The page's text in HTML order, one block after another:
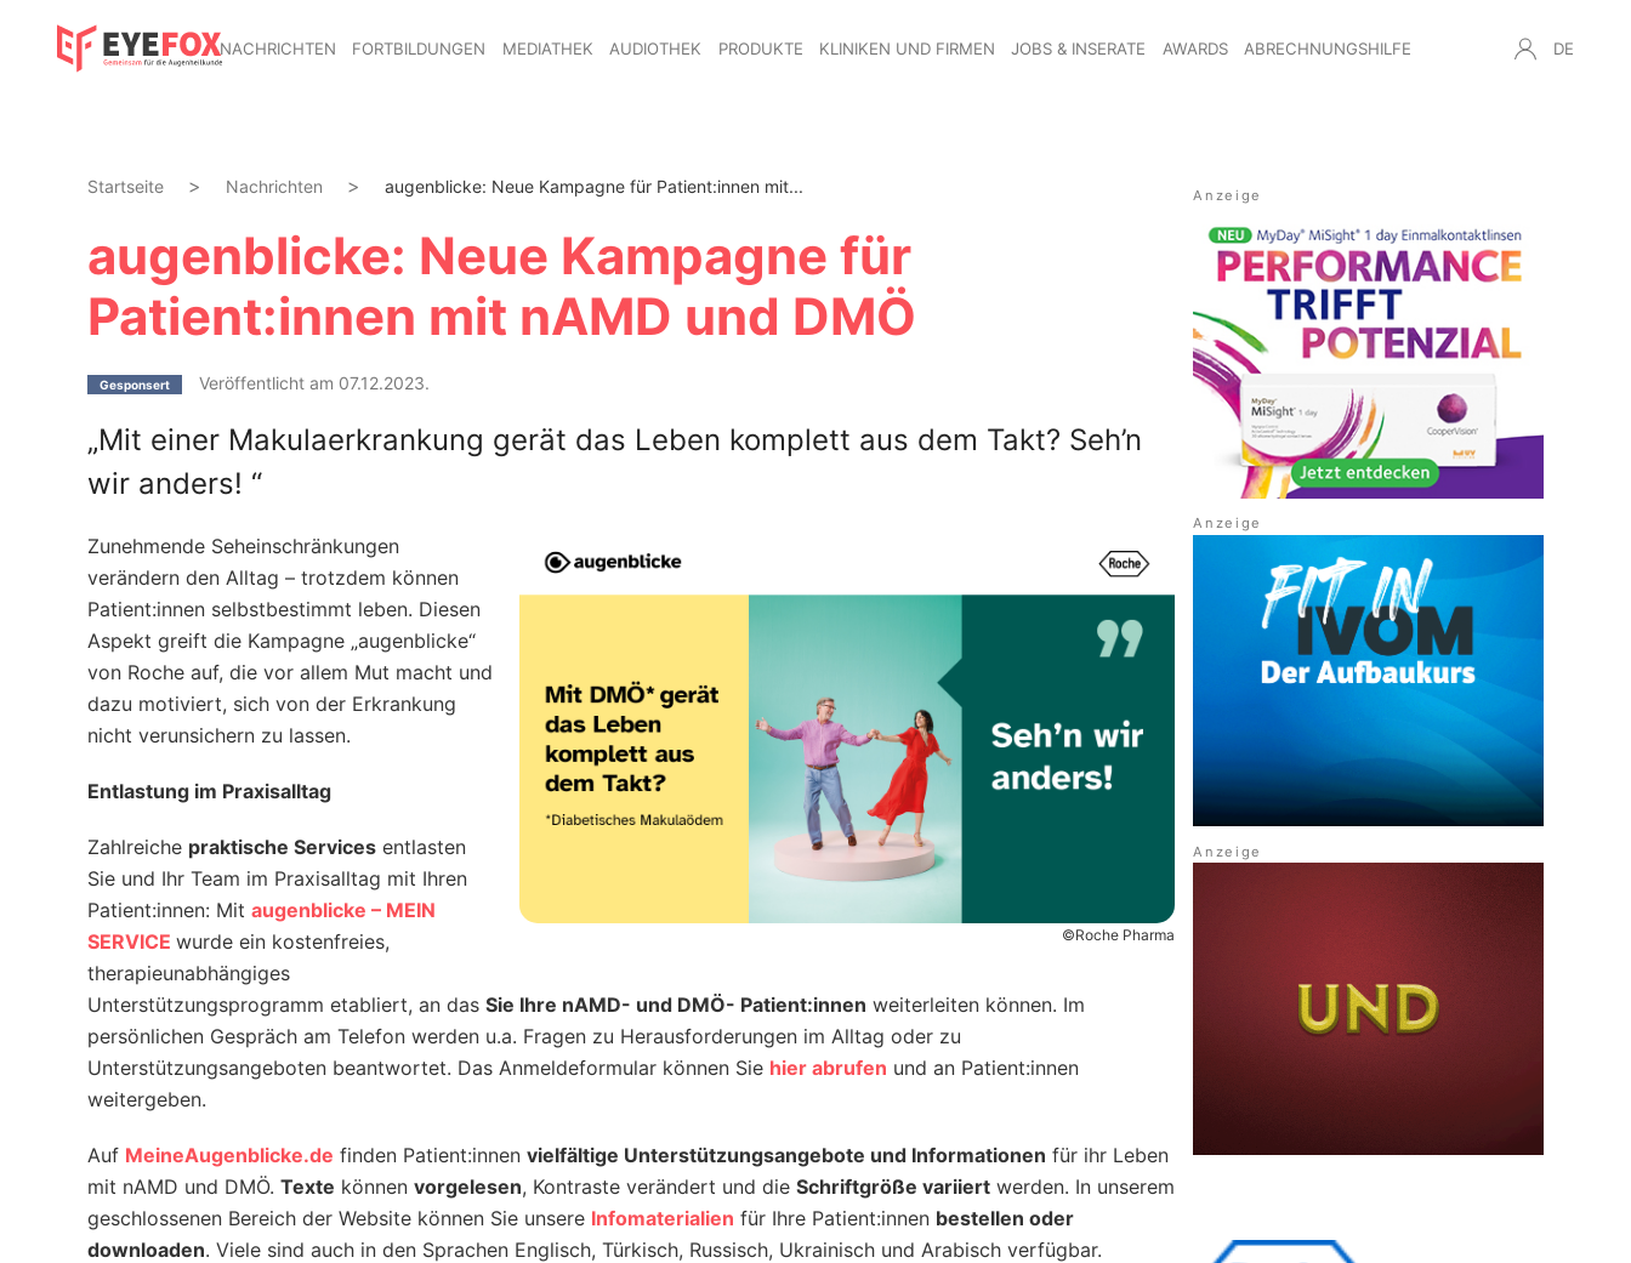
NACHRICHTEN FORTBILDUNGEN MEDIATHEK AUDIOTHEK PRODUKTE KLINIKEN UND FIRMEN JOBS & INSERATE AWARDS ABRECHNUNGSHILFE DE
Startseite Nachrichten augenblicke: Neue Kampagne für Patient:innen mit...
augenblicke: Neue Kampagne für
Patient:innen mit nAMD und DMÖ
Gesponsert Veröffentlicht am 07.12.2023.
„Mit einer Makulaerkrankung gerät das Leben komplett aus dem Takt? Seh’n
wir anders! “
©Roche Pharma
Zunehmende Seheinschränkungen
verändern den Alltag – trotzdem können
Patient:innen selbstbestimmt leben. Diesen
Aspekt greift die Kampagne „augenblicke“
von Roche auf, die vor allem Mut macht und
dazu motiviert, sich von der Erkrankung
nicht verunsichern zu lassen.
Entlastung im Praxisalltag
Zahlreiche praktische Services entlasten
Sie und Ihr Team im Praxisalltag mit Ihren
Patient:innen: Mit augenblicke – MEIN
SERVICE wurde ein kostenfreies,
therapieunabhängiges
Unterstützungsprogramm etabliert, an das Sie Ihre nAMD- und DMÖ- Patient:innen weiterleiten können. Im
persönlichen Gespräch am Telefon werden u.a. Fragen zu Herausforderungen im Alltag oder zu
Unterstützungsangeboten beantwortet. Das Anmeldeformular können Sie hier abrufen und an Patient:innen
weitergeben.
Auf MeineAugenblicke.de finden Patient:innen vielfältige Unterstützungsangebote und Informationen für ihr Leben
mit nAMD und DMÖ. Texte können vorgelesen, Kontraste verändert und die Schriftgröße variiert werden. In unserem
geschlossenen Bereich der Website können Sie unsere Infomaterialien für Ihre Patient:innen bestellen oder
downloaden. Viele sind auch in den Sprachen Englisch, Türkisch, Russisch, Ukrainisch und Arabisch verfügbar.